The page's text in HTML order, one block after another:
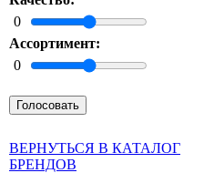
0
Ассортимент:
0
ВЕРНУТЬСЯ В КАТАЛОГ
БРЕНДОВ